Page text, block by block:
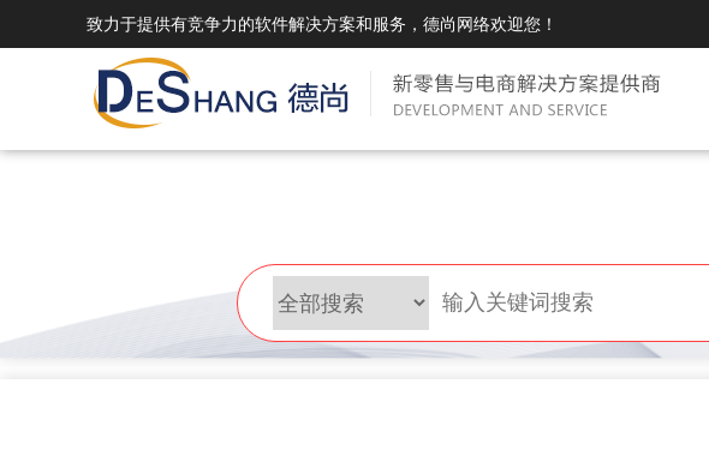
致力于提供有竞争力的软件解决方案和服务，德尚网络欢迎您！
DSMall Pro功能列表
DSMall Pro支持商城购物，外卖，上门
服务，短视频等功能。
DSMall功能列表
系统支持平台自营、分销、拼团、限时
折扣、优惠套装、微信、小程序等